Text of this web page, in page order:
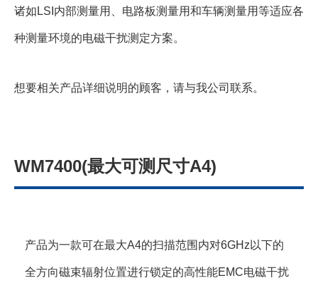
诸如LSI内部测量用、电路板测量用和车辆测量用等适应各
种测量环境的电磁干扰测定方案。
想要相关产品详细说明的顾客，请与我公司联系。
WM7400(最大可测尺寸A4)
产品为一款可在最大A4的扫描范围内对6GHz以下的
全方向磁束辐射位置进行锁定的高性能EMC电磁干扰